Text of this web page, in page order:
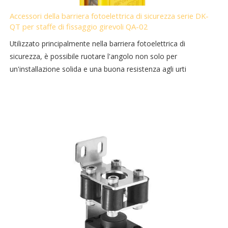
Accessori della barriera fotoelettrica di sicurezza serie DK-
QT per staffe di fissaggio girevoli QA-02
Utilizzato principalmente nella barriera fotoelettrica di
sicurezza, è possibile ruotare l'angolo non solo per
un'installazione solida e una buona resistenza agli urti